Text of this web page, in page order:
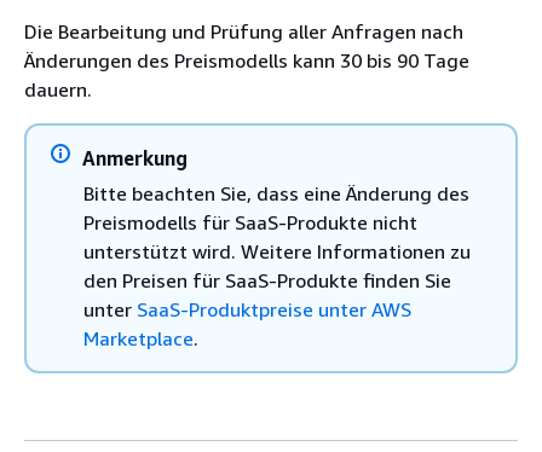
Die Bearbeitung und Prüfung aller Anfragen nach
Änderungen des Preismodells kann 30 bis 90 Tage
dauern.
Anmerkung
Bitte beachten Sie, dass eine Änderung des
Preismodells für SaaS-Produkte nicht
unterstützt wird. Weitere Informationen zu
den Preisen für SaaS-Produkte finden Sie
unter SaaS-Produktpreise unter AWS
Marketplace.